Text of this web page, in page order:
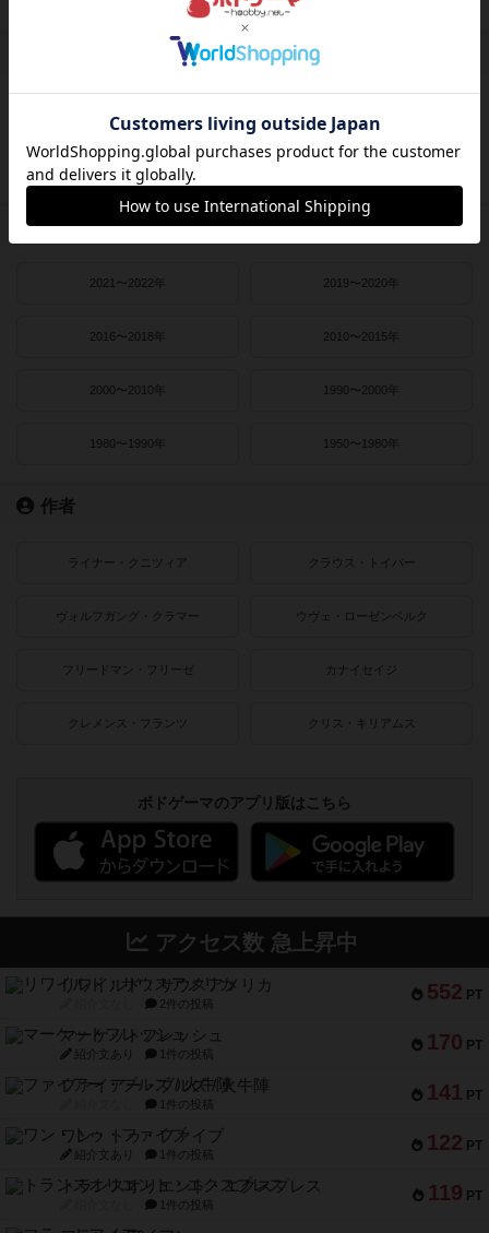
3～4人用
発売時期
2021〜2022年 2019〜2020年
2016〜2018年 2010〜2015年
2000〜2010年 1990〜2000年
1980〜1990年 1950〜1980年
作者
ライナー・クニツィア クラウス・トイバー
ヴォルフガング・クラマー ウヴェ・ローゼンベルク
フリードマン・フリーゼ カナイセイジ
クレメンス・フランツ クリス・キリアムス
ボドゲーマのアプリ版はこちら
アクセス数 急上昇中
552 PT
リワイルド：サウスアメリカ
2件の投稿
170 PT
マーケットフレッシュ
紹介文あり 1件の投稿
141 PT
ファイアー・ブルズ / 火牛陣
1件の投稿
122 PT
ワン・トゥ・ファイブ
紹介文あり 1件の投稿
119 PT
トランスオリエント・エクスプレス
1件の投稿